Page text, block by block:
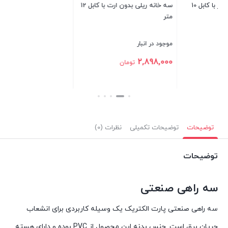
سه خانه ریلی بدون ارت با کابل 12
تومان
بستن
توضیحات توضیحات تکمیلی نظرات (0)
توضیحات
سه راهی صنعتی
سه راهی صنعتی پارت الکتریک یک وسیله کاربردی برای انشعاب